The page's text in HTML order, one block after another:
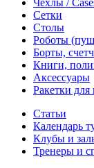
Чехлы /
Сетки
Столы
Роботы
Борты,
Книги,
Аксессуары
Ракетки
Статьи
Календарь
Клубы и
Тренеры и